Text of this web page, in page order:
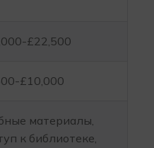
£22,500
£10,000
материалы,
к библиотеке,